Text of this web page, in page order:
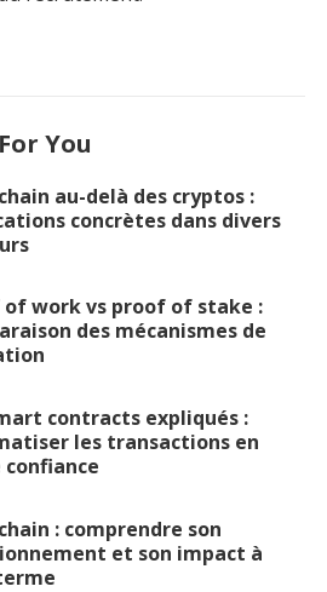
You
au-delà des cryptos :
concrètes dans divers
of work vs proof of stake :
des mécanismes de
contracts expliqués :
les transactions en
: comprendre son
et son impact à